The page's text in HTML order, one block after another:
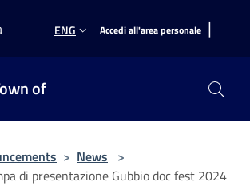
ENG Accedi all'area personale |
of
> News >
di presentazione Gubbio doc fest 2024